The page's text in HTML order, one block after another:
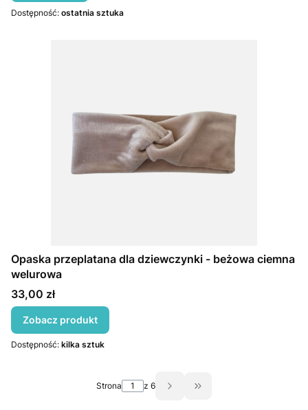
Dostępność: ostatnia sztuka
Opaska przeplatana dla dziewczynki - beżowa ciemna
welurowa
Cena
33,00 zł
Zobacz produkt
Dostępność: kilka sztuk
Strona z 6 Przejdź do ostatniej